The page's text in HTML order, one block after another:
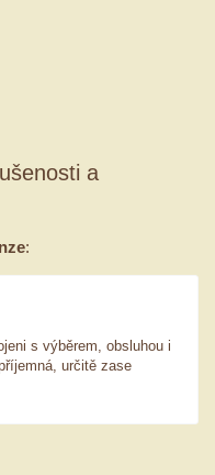
a
:
s výběrem, obsluhou i
určitě zase